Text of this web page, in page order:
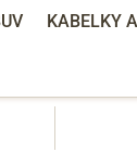
KABELKY